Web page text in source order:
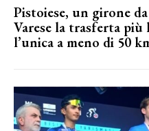
Pistoiese, un girone
Varese la trasferta
l’unica a meno di 50